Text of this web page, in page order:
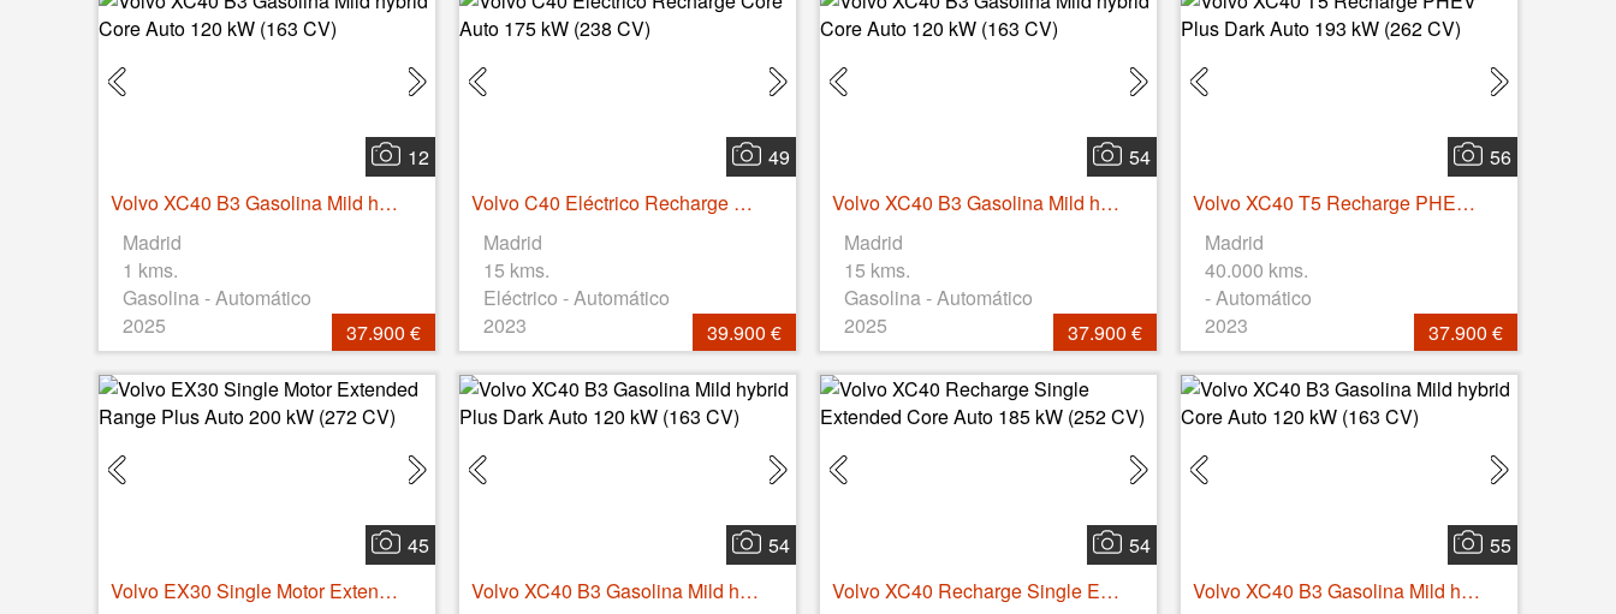
12
Volvo XC40 B3 Gasolina Mild hybrid Core Auto 120 kW (163 CV)
Madrid
1 kms.
Gasolina - Automático
2025
37.900 €
49
Volvo C40 Eléctrico Recharge Core Auto 175 kW (238 CV)
Madrid
15 kms.
Eléctrico - Automático
2023
39.900 €
54
Volvo XC40 B3 Gasolina Mild hybrid Core Auto 120 kW (163 CV)
Madrid
15 kms.
Gasolina - Automático
2025
37.900 €
56
Volvo XC40 T5 Recharge PHEV Plus Dark Auto 193 kW (262 CV)
Madrid
40.000 kms.
- Automático
2023
37.900 €
45
Volvo EX30 Single Motor Extended Range Plus Auto 200 kW (272 CV)
54
Volvo XC40 B3 Gasolina Mild hybrid Plus Dark Auto 120 kW (163 CV)
54
Volvo XC40 Recharge Single Extended Core Auto 185 kW (252 CV)
55
Volvo XC40 B3 Gasolina Mild hybrid Core Auto 120 kW (163 CV)